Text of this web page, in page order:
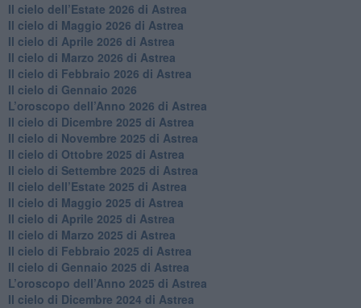
​Il cielo dell’Estate 2026 di Astrea
​Il cielo di Maggio 2026 di Astrea
​Il cielo di Aprile 2026 di Astrea
​Il cielo di Marzo 2026 di Astrea
​Il cielo di Febbraio 2026 di Astrea
Il cielo di Gennaio 2026
​L’oroscopo dell’Anno 2026 di Astrea
​Il cielo di Dicembre 2025 di Astrea
​Il cielo di Novembre 2025 di Astrea
​Il cielo di Ottobre 2025 di Astrea
Il cielo di Settembre 2025 di Astrea
Il cielo dell’Estate 2025 di Astrea
​Il cielo di Maggio 2025 di Astrea
​Il cielo di Aprile 2025 di Astrea
Il cielo di Marzo 2025 di Astrea
​Il cielo di Febbraio 2025 di Astrea
Il cielo di Gennaio 2025 di Astrea
​L’oroscopo dell’Anno 2025 di Astrea
​Il cielo di Dicembre 2024 di Astrea